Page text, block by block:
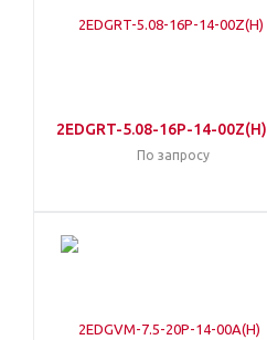
2EDGRT-5.08-16P-14-00Z(H)
По запросу